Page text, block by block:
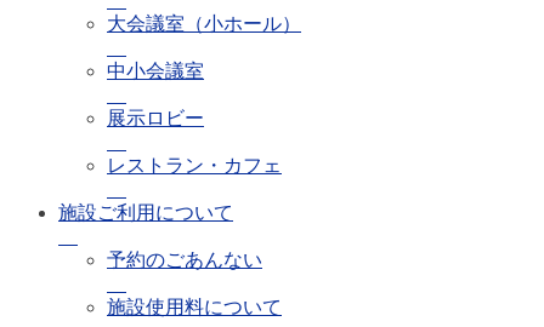
大会議室（小ホール）
中小会議室
展示ロビー
レストラン・カフェ
施設ご利用について
予約のごあんない
施設使用料について